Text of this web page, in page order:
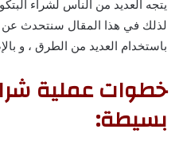
يتجه العديد من الناس لشراء
لذلك في هذا المقال سنتحدث عن
باستخدام العديد من الطرق ، و
خطوات عملية
بسيطة: